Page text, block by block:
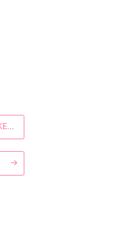
CANVASCONTEXT.STROKERECT
→